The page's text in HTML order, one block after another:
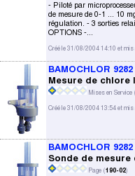
- Piloté par
de mesure de 0-1 ... 10
régulation. - 3 sorties
OPTIONS -...
Créé le 31/08/2004 14:10 et
BAMOCHLOR 9282
Mesure de
Mises en Service (
Créé le 31/08/2004 13:54 et
BAMOCHLOR 9282
Sonde de
Page (190-02)